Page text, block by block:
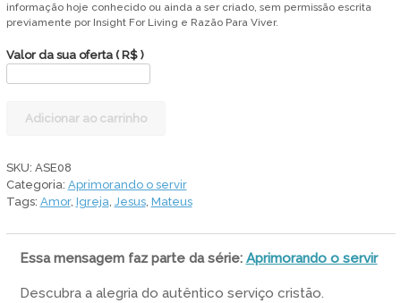
informação hoje conhecido ou ainda a ser criado, sem permissão escrita
previamente por Insight For Living e Razão Para Viver.
Valor da sua oferta ( R$ )
influência
quantidade
Adicionar ao carrinho
SKU: ASE08
Categoria: Aprimorando o servir
Tags: Amor, Igreja, Jesus, Mateus
Essa mensagem faz parte da série: Aprimorando o servir
Descubra a alegria do autêntico serviço cristão.